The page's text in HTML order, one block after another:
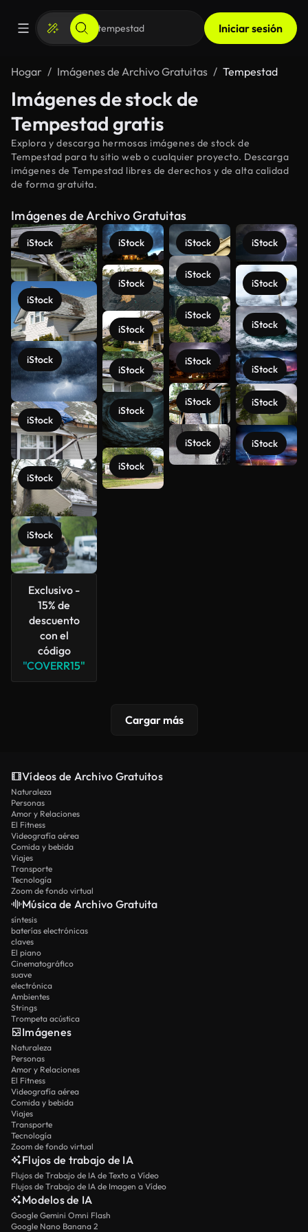
Iniciar sesión
Hogar Imágenes de Archivo Gratuitas Tempestad
Imágenes de stock de
Tempestad gratis
Explora y descarga hermosas imágenes de stock de
Tempestad para tu sitio web o cualquier proyecto. Descarga
imágenes de Tempestad libres de derechos y de alta calidad
de forma gratuita.
Imágenes de Archivo Gratuitas
iStock
iStock
iStock
iStock
iStock
iStock
Exclusivo -
15% de
descuento
con el
código
"COVERR15"
iStock
iStock
iStock
iStock
iStock
iStock
iStock
iStock
iStock
iStock
iStock
iStock
iStock
iStock
iStock
iStock
iStock
iStock
Cargar más
Vídeos de Archivo Gratuitos
Naturaleza
Personas
Amor y Relaciones
El Fitness
Videografía aérea
Comida y bebida
Viajes
Transporte
Tecnología
Zoom de fondo virtual
Música de Archivo Gratuita
síntesis
baterías electrónicas
claves
El piano
Cinematográfico
suave
electrónica
Ambientes
Strings
Trompeta acústica
Imágenes
Naturaleza
Personas
Amor y Relaciones
El Fitness
Videografía aérea
Comida y bebida
Viajes
Transporte
Tecnología
Zoom de fondo virtual
Flujos de trabajo de IA
Flujos de Trabajo de IA de Texto a Vídeo
Flujos de Trabajo de IA de Imagen a Vídeo
Modelos de IA
Google Gemini Omni Flash
Google Nano Banana 2